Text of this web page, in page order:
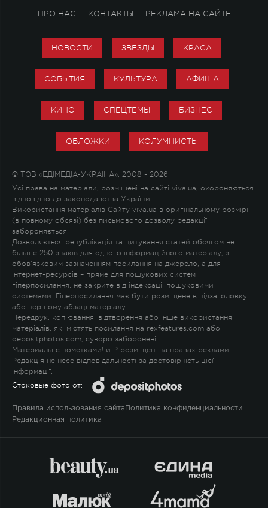
ПРО НАС КОНТАКТЫ РЕКЛАМА НА САЙТЕ
НОВОСТИ ЗВЕЗДЫ КРАСА
СОБЫТИЯ КУЛЬТУРА АФИША
КИНО СПЕЦТЕМЫ БИЗНЕС
ОБЛОЖКИ КОЛУМНИСТЫ
© ТОВ «ЕДІМЕДІА-УКРАЇНА», 2008 - 2026
Усі права на матеріали, розміщені на сайті viva.ua, охороняються
відповідно до законодавства України.
Використання матеріалів Сайту viva.ua в оригінальному розмірі
(в повному обсязі) без письмового дозволу редакції
забороняється.
Дозволяється републікація та цитування статей обсягом не
більше 250 знаків для одного інформаційного матеріалу, з
обов'язковим зазначенням посилання на джерело, а для
Інтернет-ресурсів – пряме для пошукових систем
гіперпосилання, не закрите від індексації пошуковими
системами. Гіперпосилання має бути розміщене в підзаголовку
або першому абзаці матеріалу.
Передрук, копіювання, відтворення або інше використання
матеріалів, які містять посилання на rexfeatures.com або
depositphotos.com, суворо заборонені.
Материалы с пометками! и P розміщені на правах реклами.
Редакція не несе відповідальності за достовірність цієї
інформації.
Стоковые фото от:
Правила использования сайта Политика конфиденциальности
Редакционная политика